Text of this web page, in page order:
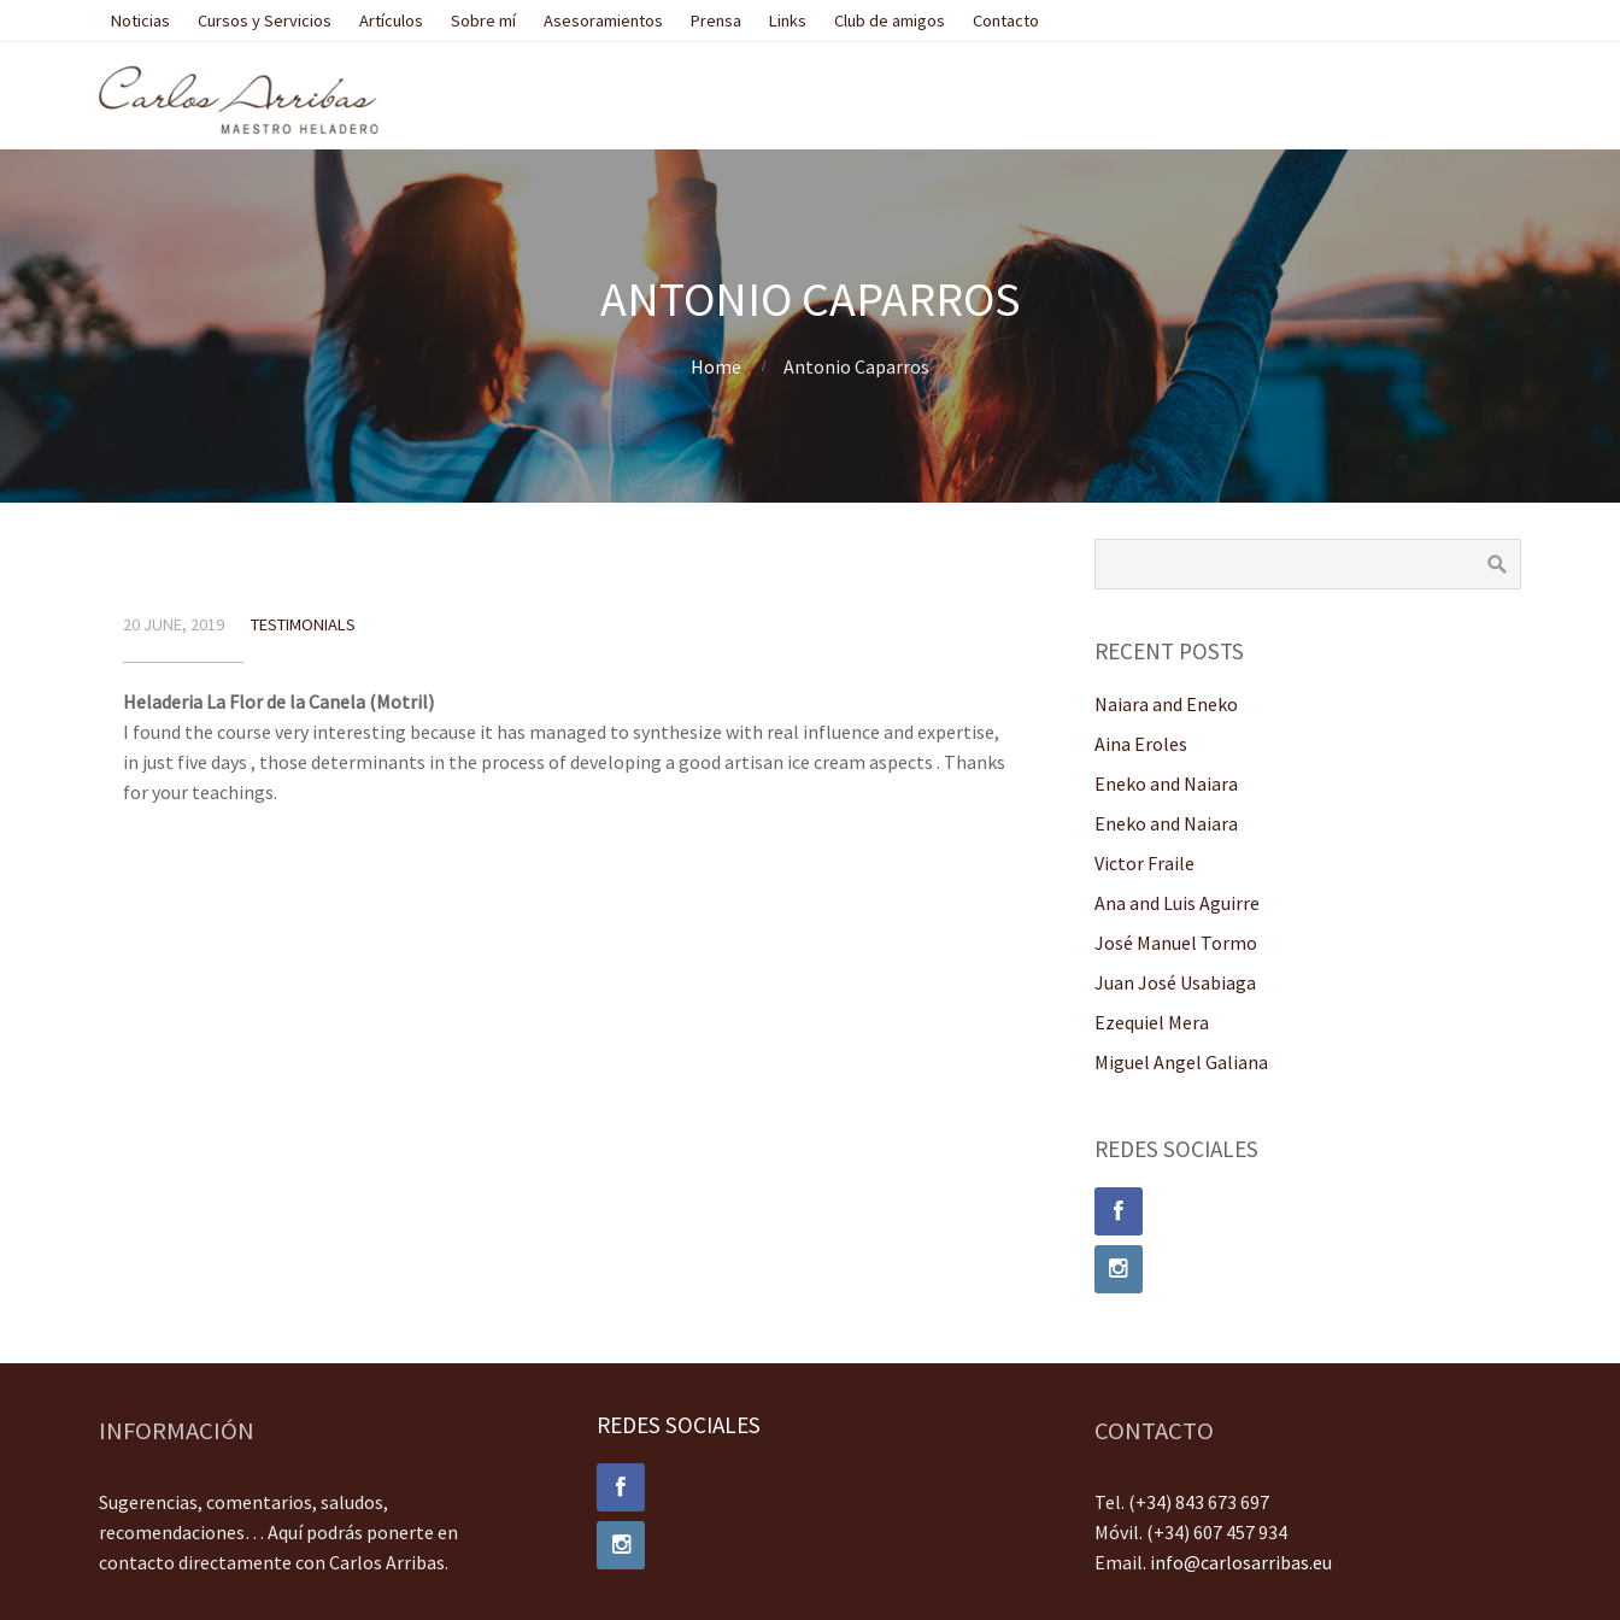
Noticias Cursos y Servicios Artículos Sobre mí Asesoramientos Prensa Links Club de amigos Contacto
ANTONIO CAPARROS
Home Antonio Caparros
20 JUNE, 2019 TESTIMONIALS
Heladeria La Flor de la Canela (Motril)
I found the course very interesting because it has managed to synthesize with real influence and expertise,
in just five days , those determinants in the process of developing a good artisan ice cream aspects . Thanks
for your teachings.
RECENT POSTS
Naiara and Eneko
Aina Eroles
Eneko and Naiara
Eneko and Naiara
Victor Fraile
Ana and Luis Aguirre
José Manuel Tormo
Juan José Usabiaga
Ezequiel Mera
Miguel Angel Galiana
REDES SOCIALES
INFORMACIÓN
Sugerencias, comentarios, saludos,
recomendaciones… Aquí podrás ponerte en
contacto directamente con Carlos Arribas.
REDES SOCIALES CONTACTO
Tel. (+34) 843 673 697
Móvil. (+34) 607 457 934
Email. info@carlosarribas.eu